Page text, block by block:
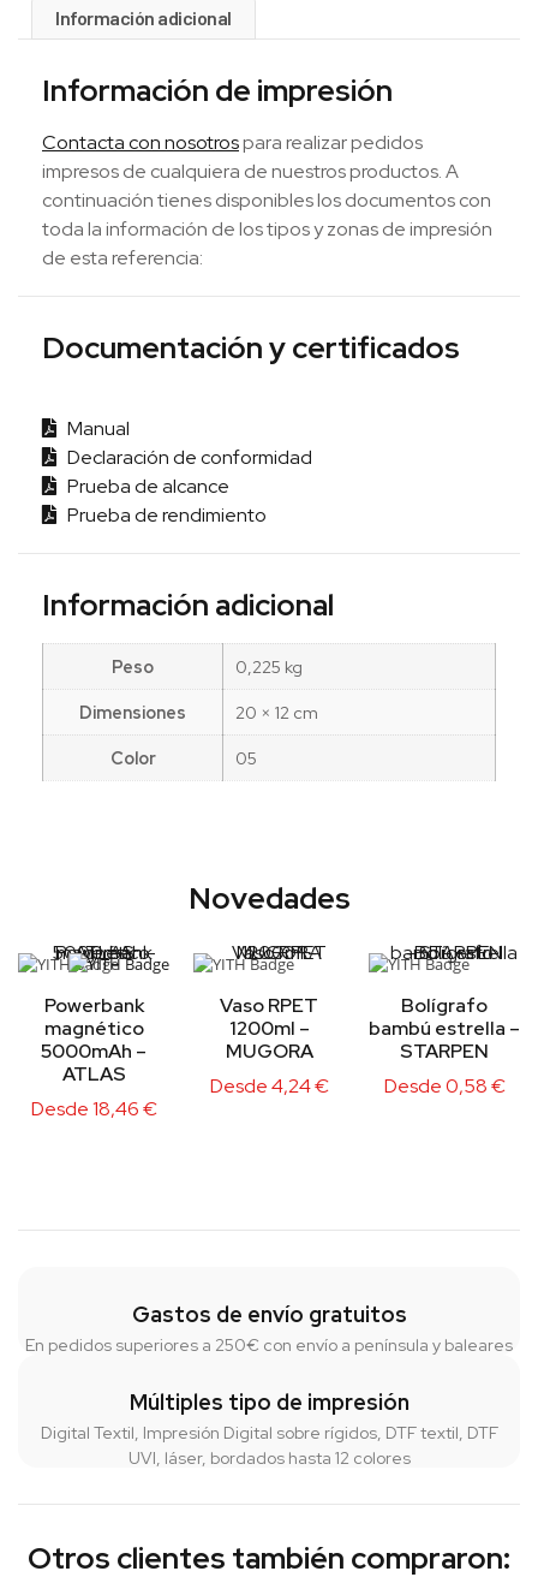
Información adicional
Información de impresión
Contacta con nosotrospara realizar pedidos
impresos de cualquiera de nuestros productos. A
continuación tienes disponibles los documentos con
toda la información de los tipos y zonas de impresión
de esta referencia:
Documentación y certificados
Manual
Declaración de conformidad
Prueba de alcance
Prueba de rendimiento
Información adicional
Peso
0,225 kg
Dimensiones
20 × 12 cm
Color
05
Novedades
Powerbank
magnético
5000mAh –
ATLAS
Desde18,46€
Vaso RPET
1200ml –
MUGORA
Desde4,24€
Bolígrafo
bambú estrella –
STARPEN
Desde0,58€
Gastos de envío gratuitos
En pedidos superiores a 250€ con envío a península y baleares
Múltiples tipo de impresión
Digital Textil, Impresión Digital sobre rígidos, DTF textil, DTF
UVI, láser, bordados hasta 12 colores
Otros clientes también compraron: